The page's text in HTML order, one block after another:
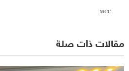
MCC
مقالات ذات صلة